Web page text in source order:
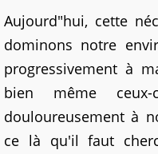
Aujourd"hui, cette
dominons notre
progressivement à
bien même
douloureusement à
ce là qu'il faut